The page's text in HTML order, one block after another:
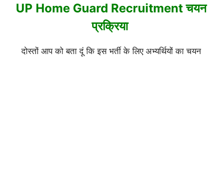
UP Home Guard Recruitment चयन
प्रक्रिया
दोस्तों आप को बता दूं कि इस भर्ती के लिए अभ्यर्थियों का चयन